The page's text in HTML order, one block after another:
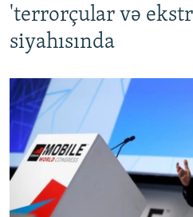
'terrorçular və
siyahısında